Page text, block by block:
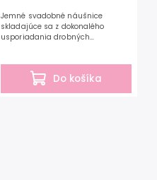
Do košíka
Jemné svadobné náušnice
skladajúce sa z dokonalého
usporiadania drobných
G.Westerleigh sú starostlivo